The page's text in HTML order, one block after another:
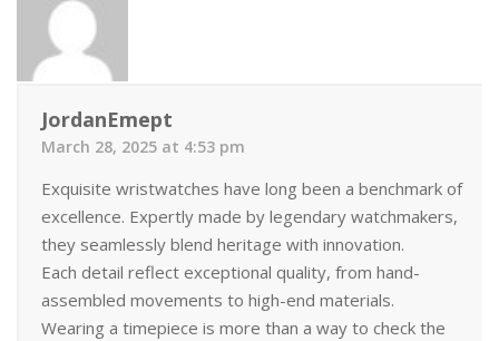
JordanEmept
March 28, 2025 at 4:53 pm
Exquisite wristwatches have long been a benchmark of
excellence. Expertly made by legendary watchmakers,
they seamlessly blend heritage with innovation.
Each detail reflect exceptional quality, from hand-
assembled movements to high-end materials.
Wearing a timepiece is more than a way to check the